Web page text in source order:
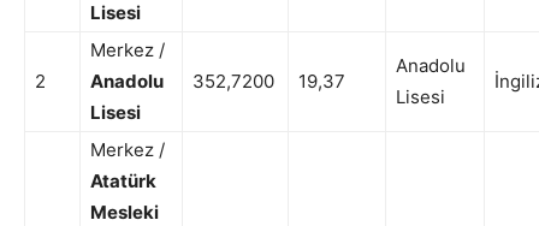
Lisesi
2
Merkez /
Anadolu
Lisesi
352,7200 19,37
Anadolu
Lisesi
Merkez /
Atatürk
Mesleki